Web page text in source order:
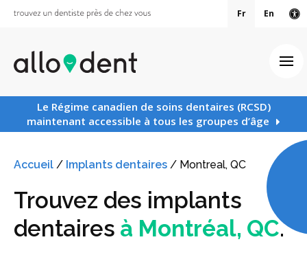
Fr En
Le Régime canadien de soins dentaires (RCSD)
maintenant accessible à tous les groupes d’âge
Accueil / Implants dentaires / Montreal, QC
Trouvez des implants
dentaires à Montréal, QC.